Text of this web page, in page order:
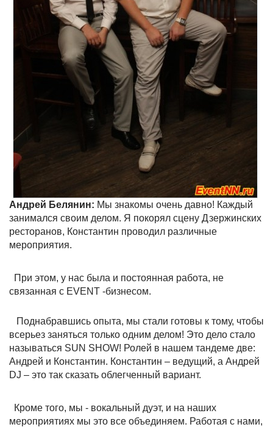
Андрей Белянин: Мы знакомы очень давно! Каждый
занимался своим делом. Я покорял сцену Дзержинских
ресторанов, Константин проводил различные
мероприятия.
При этом, у нас была и постоянная работа, не
связанная с EVENT -бизнесом.
Поднабравшись опыта, мы стали готовы к тому, чтобы
всерьез заняться только одним делом! Это дело стало
называться SUN SHOW! Ролей в нашем тандеме две:
Андрей и Константин. Константин – ведущий, а Андрей
DJ – это так сказать облегченный вариант.
Кроме того, мы - вокальный дуэт, и на наших
мероприятиях мы это все объединяем. Работая с нами,